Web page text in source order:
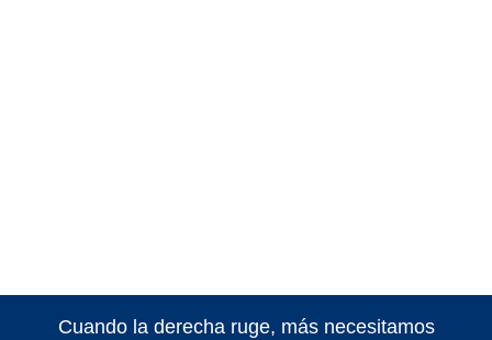
Cuando la derecha ruge, más necesitamos